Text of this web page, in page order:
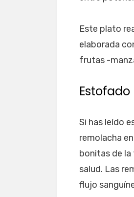
Este plato
elaborada
frutas -
Si has leído
remolacha
bonitas de la
salud. Las
flujo